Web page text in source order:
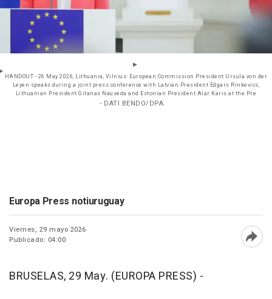
HANDOUT - 26 May 2026, Lithuania, Vilnius: European Commission President Ursula von der
Leyen speaks during a joint press conference with Latvian President Edgars Rinkevics,
Lithuanian President Gitanas Nauseda and Estonian President Alar Karis at the Pre
- DATI BENDO/DPA
Europa Press notiuruguay
Viernes, 29 mayo 2026
Publicado: 04:00
BRUSELAS, 29 May. (EUROPA PRESS) -